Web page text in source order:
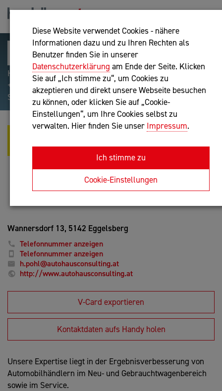
Diese Website verwendet Cookies - nähere
Informationen dazu und zu Ihren Rechten als
Benutzer finden Sie in unserer
Datenschutzerklärung am Ende der Seite. Klicken
Sie auf „Ich stimme zu“, um Cookies zu
akzeptieren und direkt unsere Webseite besuchen
zu können, oder klicken Sie auf „Cookie-
Einstellungen“, um Ihre Cookies selbst zu
verwalten. Hier finden Sie unser Impressum.
Ich stimme zu
Cookie-Einstellungen
Hilfreiche Suchparameter: Begriff einschließen:
+webshop, Begriff ausschließen: -webshop, Exakter
Suchbegriff: "internet of things"
HP AUTOHAUSCONSULTING E.U. -
HP AUTOHAUSCONSULTING E.U.
Unternehmensberatung
Anfrage oder Rückruf
Wannersdorf 13, 5142 Eggelsberg
Telefonnummer anzeigen
Telefonnummer anzeigen
h.pohl@autohausconsulting.at
http://www.autohausconsulting.at
V-Card exportieren
Kontaktdaten aufs Handy holen
Unsere Expertise liegt in der Ergebnisverbesserung von
Automobilhändlern im Neu- und Gebrauchtwagenbereich
sowie im Service.